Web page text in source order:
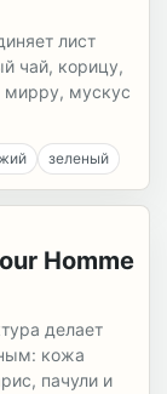
лист
чай, корицу,
мирру, мускус
зеленый
Homme
делает
кожа
пачули и